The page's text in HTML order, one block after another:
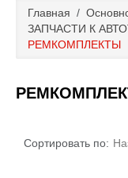
Основной
Главная /
ЗАПЧАСТИ К
РЕМКОМПЛЕКТЫ
Сортировать по: